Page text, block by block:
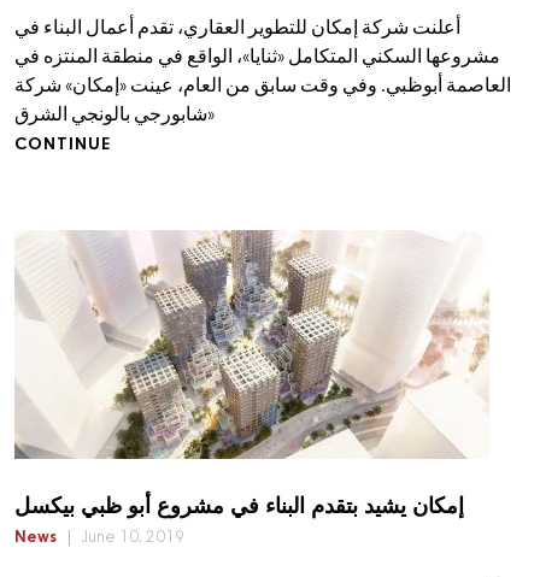
أعلنت شركة إمكان للتطوير العقاري، تقدم أعمال البناء في
مشروعها السكني المتكامل «ثنايا»، الواقع في منطقة المنتزه في
العاصمة أبوظبي. وفي وقت سابق من العام، عينت «إمكان» شركة
«شابورجي بالونجي الشرق
CONTINUE
إمكان يشيد بتقدم البناء في مشروع أبو ظبي بيكسل
News June 10, 2019